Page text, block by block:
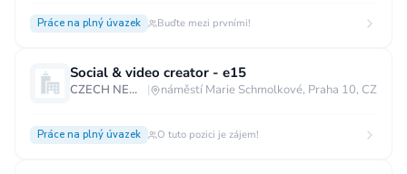
Práce na plný úvazek Buďte mezi prvními!
Social & video creator - e15
CZECH NEWS CENTER a.s. | náměstí Marie Schmolkové, Praha 10, CZ
Práce na plný úvazek O tuto pozici je zájem!